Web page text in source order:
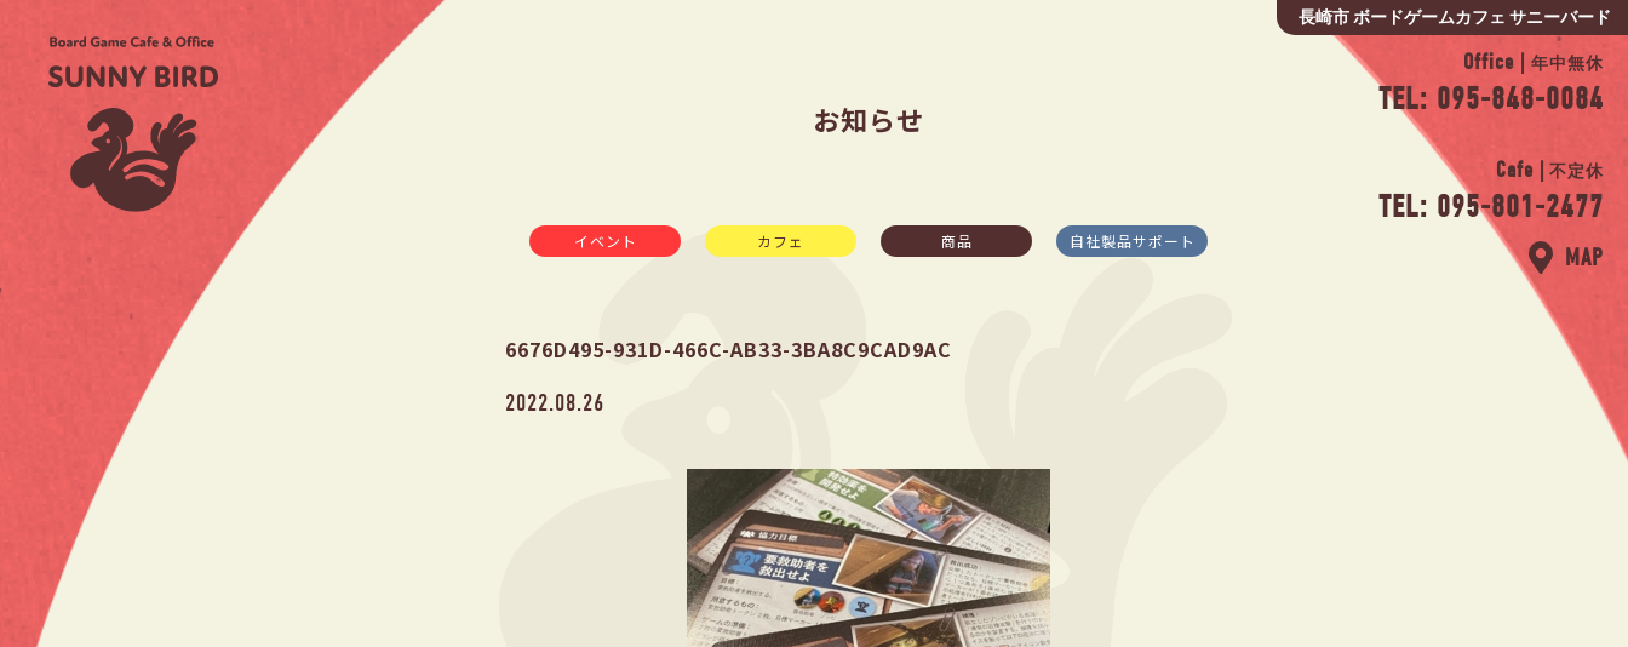
長崎市 ボードゲームカフェ サニーバード
Office | 年中無休
TEL: 095-848-0084
Cafe | 不定休
TEL: 095-801-2477
MAP
お知らせ
イベント カフェ 商品 自社製品サポート
6676D495-931D-466C-AB33-3BA8C9CAD9AC
2022.08.26